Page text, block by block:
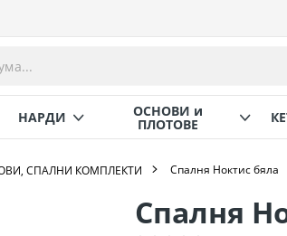
НАРДИ ОСНОВИ и
ПЛОТОВЕ
СПАЛНИ КОМПЛЕКТИ Спалня Ноктис бяла
Спалня